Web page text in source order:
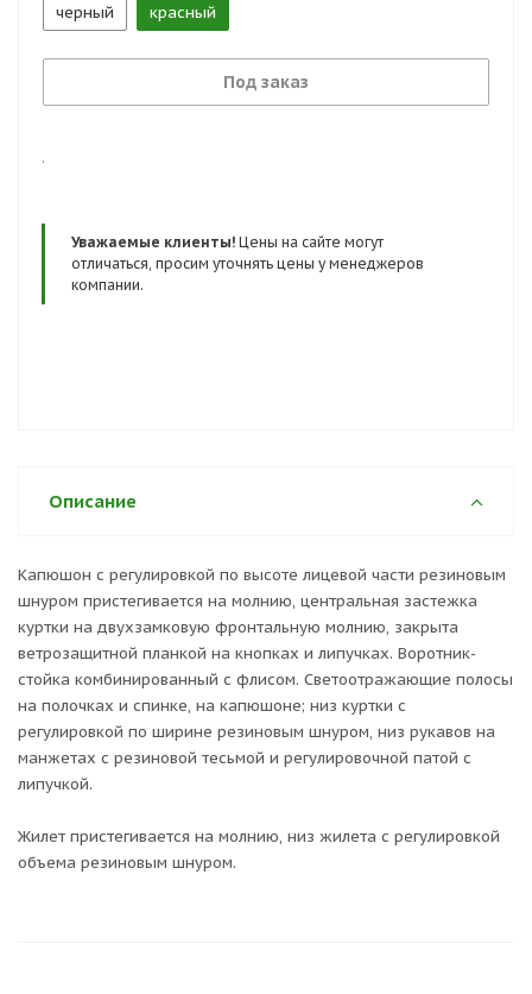
черный
красный
Под заказ
.
Уважаемые клиенты! Цены на сайте могут
отличаться, просим уточнять цены у менеджеров
компании.
Описание
Капюшон с регулировкой по высоте лицевой части резиновым
шнуром пристегивается на молнию, центральная застежка
куртки на двухзамковую фронтальную молнию, закрыта
ветрозащитной планкой на кнопках и липучках. Воротник-
стойка комбинированный с флисом. Светоотражающие полосы
на полочках и спинке, на капюшоне; низ куртки с
регулировкой по ширине резиновым шнуром, низ рукавов на
манжетах с резиновой тесьмой и регулировочной патой с
липучкой.
Жилет пристегивается на молнию, низ жилета с регулировкой
объема резиновым шнуром.